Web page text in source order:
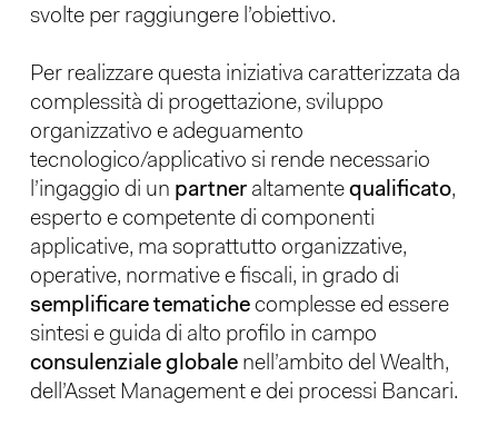
svolte per raggiungere l’obiettivo.
Per realizzare questa iniziativa caratterizzata da
complessità di progettazione, sviluppo
organizzativo e adeguamento
tecnologico/applicativo si rende necessario
l’ingaggio di un partneraltamente qualificato,
esperto e competente di componenti
applicative, ma soprattutto organizzative,
operative, normative e fiscali, in grado di
semplificare tematichecomplesse ed essere
sintesi e guida di alto profilo in campo
consulenziale globale nell’ambito del Wealth,
dell’Asset Management e dei processi Bancari.